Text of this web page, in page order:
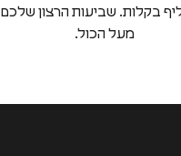
בקלות. שביעות הרצון שלכם
מעל הכול.